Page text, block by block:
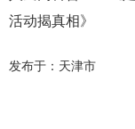
活动揭真相》
发布于：天津市